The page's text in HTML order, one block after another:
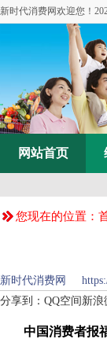
新时代消费网欢迎您！
网站首页
您现在的位置：
新时代消费网
分享到： QQ空间 新浪
中国消费者报福